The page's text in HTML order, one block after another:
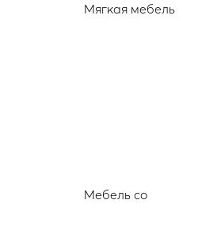
Мягкая мебель
Мебель со